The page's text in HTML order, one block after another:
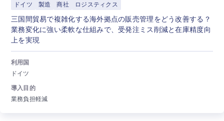
ドイツ 製造 商社 ロジスティクス
三国間貿易で複雑化する海外拠点の販売管理をどう改善する？
業務変化に強い柔軟な仕組みで、受発注ミス削減と在庫精度向
上を実現
利用国
ドイツ
導入目的
業務負担軽減